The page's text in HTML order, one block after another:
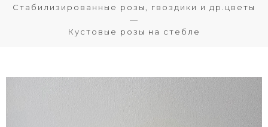
Стабилизированные розы, гвоздики и др.цветы
Кустовые розы на стебле